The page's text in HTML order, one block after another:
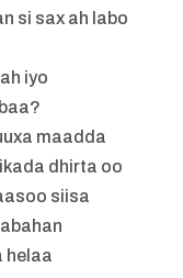
si sax ah labo
iyo
maadda
dhirta oo
siisa
helaa